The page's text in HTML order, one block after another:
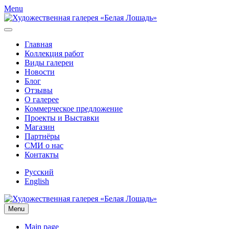
Menu
Главная
Коллекция работ
Виды галереи
Новости
Блог
Отзывы
О галерее
Коммерческое предложение
Проекты и Выставки
Магазин
Партнёры
СМИ о нас
Контакты
Русский
English
Menu
Main page